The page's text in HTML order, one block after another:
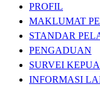
PROFIL
MAKLUMAT
STANDAR
PENGADUAN
SURVEI
INFORMASI